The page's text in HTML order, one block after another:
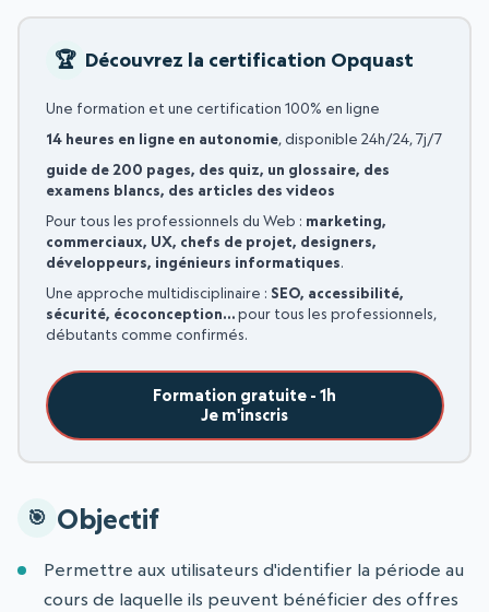
Découvrez la certification Opquast
Une formation et une certification 100% en ligne
14 heures en ligne en autonomie, disponible 24h/24, 7j/7
guide de 200 pages, des quiz, un glossaire, des
examens blancs, des articles des videos
Pour tous les professionnels du Web : marketing,
commerciaux, UX, chefs de projet, designers,
développeurs, ingénieurs informatiques.
Une approche multidisciplinaire : SEO, accessibilité,
sécurité, écoconception…pour tous les professionnels,
débutants comme confirmés.
Formation gratuite - 1h
Je m'inscris
Objectif
Permettre aux utilisateurs d'identifier la période au
cours de laquelle ils peuvent bénéficier des offres